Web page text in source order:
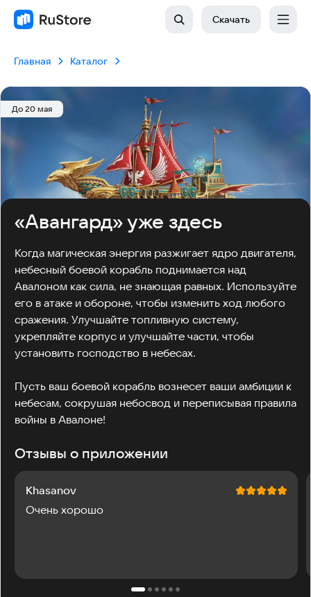
Скачать
Главная Каталог
До 20 мая
«Авангард» уже здесь
Когда магическая энергия разжигает ядро двигателя,
небесный боевой корабль поднимается над
Авалоном как сила, не знающая равных. Используйте
его в атаке и обороне, чтобы изменить ход любого
сражения. Улучшайте топливную систему,
укрепляйте корпус и улучшайте части, чтобы
установить господство в небесах.
Пусть ваш боевой корабль вознесет ваши амбиции к
небесам, сокрушая небосвод и переписывая правила
войны в Авалоне!
Отзывы о приложении
Khasanov
Очень хорошо